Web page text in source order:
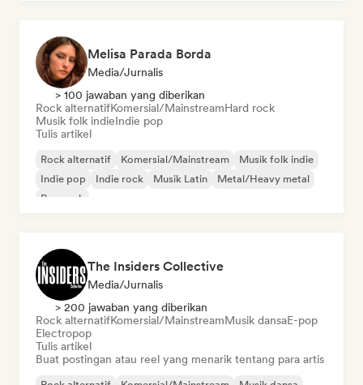
Melisa Parada Borda
Media/Jurnalis
> 100 jawaban yang diberikan
Rock alternatifKomersial/MainstreamHard rock
Musik folk indieIndie pop
Tulis artikel
Rock alternatif Komersial/Mainstream
Musik folk indie
Indie pop
Indie rock Musik Latin
Metal/Heavy metal
Pop rock
The Insiders Collective
Media/Jurnalis
> 200 jawaban yang diberikan
Rock alternatifKomersial/MainstreamMusik dansaE-pop
Electropop
Tulis artikel
Buat postingan atau reel yang menarik tentang para artis